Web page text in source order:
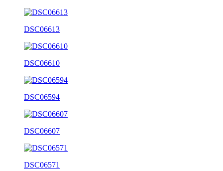
DSC06613
DSC06610
DSC06594
DSC06607
DSC06571